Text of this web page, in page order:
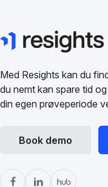
Med Resights kan du
du nemt kan spare tid
din egen prøveperiode
Book demo